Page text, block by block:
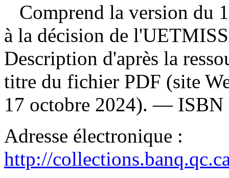
Comprend la version du
à la décision de
Description d'après la
titre du fichier PDF (site
17 octobre 2024). — ISBN
Adresse électronique :
http://